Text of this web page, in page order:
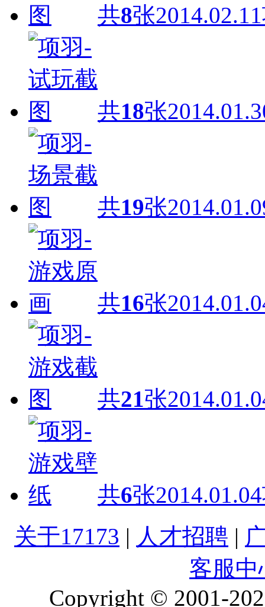
共8张2014.02.11
共18张
共19张
共16张
共21张
共6张2014.01.04
关于17173 | 人才招聘 |
客服中
Copyright © 2001-